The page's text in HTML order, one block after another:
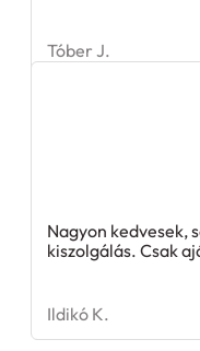
Tóber J.
Nagyon kedvesek,
kiszolgálás. Csak
Ildikó K.